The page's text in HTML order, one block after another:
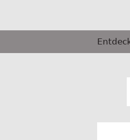
Menü